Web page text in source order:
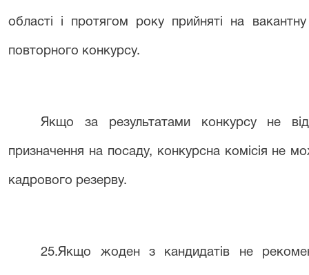
області і протягом року прийняті на
повторного конкурсу.
Якщо за результатами конкурсу не
призначення на посаду, конкурсна комісія не
кадрового резерву.
25.Якщо жоден з кандидатів не